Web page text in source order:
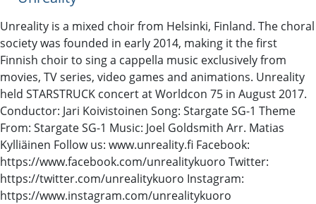
Unreality is a mixed choir from Helsinki, Finland. The choral
society was founded in early 2014, making it the first
Finnish choir to sing a cappella music exclusively from
movies, TV series, video games and animations. Unreality
held STARSTRUCK concert at Worldcon 75 in August 2017.
Conductor: Jari Koivistoinen Song: Stargate SG-1 Theme
From: Stargate SG-1 Music: Joel Goldsmith Arr. Matias
Kylliäinen Follow us: www.unreality.fi Facebook:
https://www.facebook.com/unrealitykuoro Twitter:
https://twitter.com/unrealitykuoro Instagram:
https://www.instagram.com/unrealitykuoro